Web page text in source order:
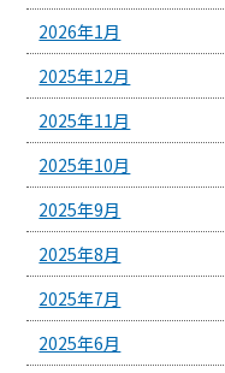
2026年1月
2025年12月
2025年11月
2025年10月
2025年9月
2025年8月
2025年7月
2025年6月